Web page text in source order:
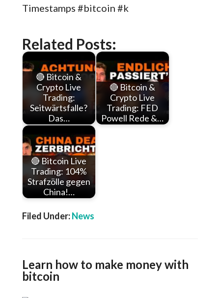
Timestamps #bitcoin #k
Related Posts:
🔴 Bitcoin &
Crypto Live
Trading:
Seitwärtsfalle?
Das…
🔴 Bitcoin &
Crypto Live
Trading: FED
Powell Rede &…
🔴 Bitcoin Live
Trading: 104%
Strafzölle gegen
China!…
Filed Under:News
Learn how to make money with
bitcoin